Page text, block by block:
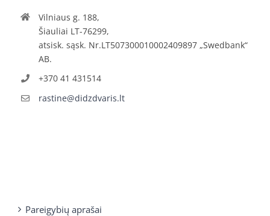
Vilniaus g. 188,
Šiauliai LT-76299,
atsisk. sąsk. Nr.LT507300010002409897 „Swedbank“
AB.
+370 41 431514
rastine@didzdvaris.lt
Pareigybių aprašai